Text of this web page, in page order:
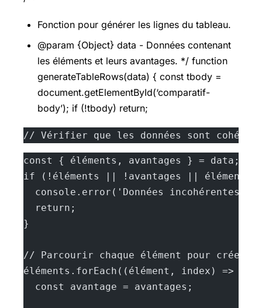
Fonction pour générer les lignes du tableau.
@param {Object} data - Données contenant
les éléments et leurs avantages. */ function
generateTableRows(data) { const tbody =
document.getElementById(‘comparatif-
body’); if (!tbody) return;
// Vérifier que les données sont
const { éléments, avantages } = data;
if (!éléments || !avantages ||
console.error('Données incohérentes ou
  return;
}
// Parcourir chaque élément pour créer
éléments.forEach((élément, index) => {
  const avantage = avantages;